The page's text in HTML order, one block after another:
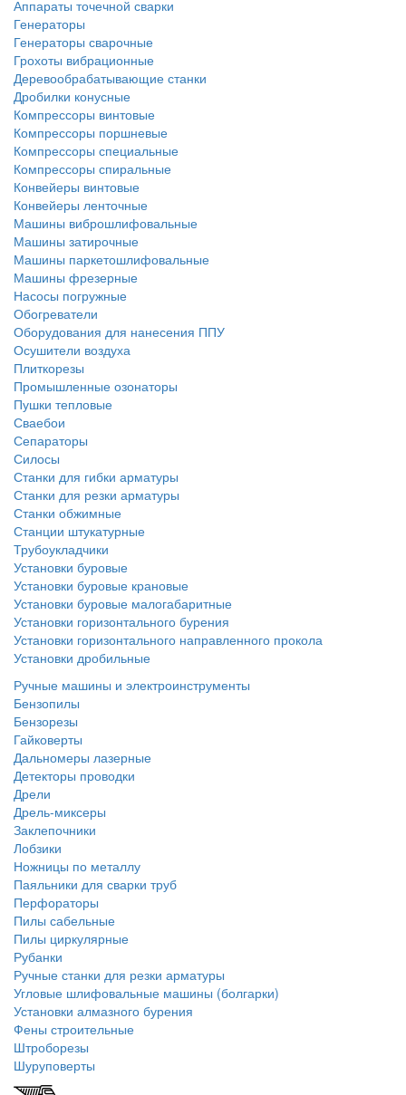
Аппараты точечной сварки
Генераторы
Генераторы сварочные
Грохоты вибрационные
Деревообрабатывающие станки
Дробилки конусные
Компрессоры винтовые
Компрессоры поршневые
Компрессоры специальные
Компрессоры спиральные
Конвейеры винтовые
Конвейеры ленточные
Машины виброшлифовальные
Машины затирочные
Машины паркетошлифовальные
Машины фрезерные
Насосы погружные
Обогреватели
Оборудования для нанесения ППУ
Осушители воздуха
Плиткорезы
Промышленные озонаторы
Пушки тепловые
Сваебои
Сепараторы
Силосы
Станки для гибки арматуры
Станки для резки арматуры
Станки обжимные
Станции штукатурные
Трубоукладчики
Установки буровые
Установки буровые крановые
Установки буровые малогабаритные
Установки горизонтального бурения
Установки горизонтального направленного прокола
Установки дробильные
Ручные машины и электроинструменты
Бензопилы
Бензорезы
Гайковерты
Дальномеры лазерные
Детекторы проводки
Дрели
Дрель-миксеры
Заклепочники
Лобзики
Ножницы по металлу
Паяльники для сварки труб
Перфораторы
Пилы сабельные
Пилы циркулярные
Рубанки
Ручные станки для резки арматуры
Угловые шлифовальные машины (болгарки)
Установки алмазного бурения
Фены строительные
Штроборезы
Шуруповерты